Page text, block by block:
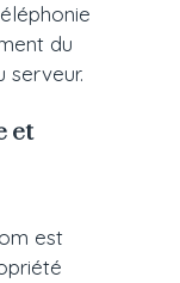
du
serveur.
et
est